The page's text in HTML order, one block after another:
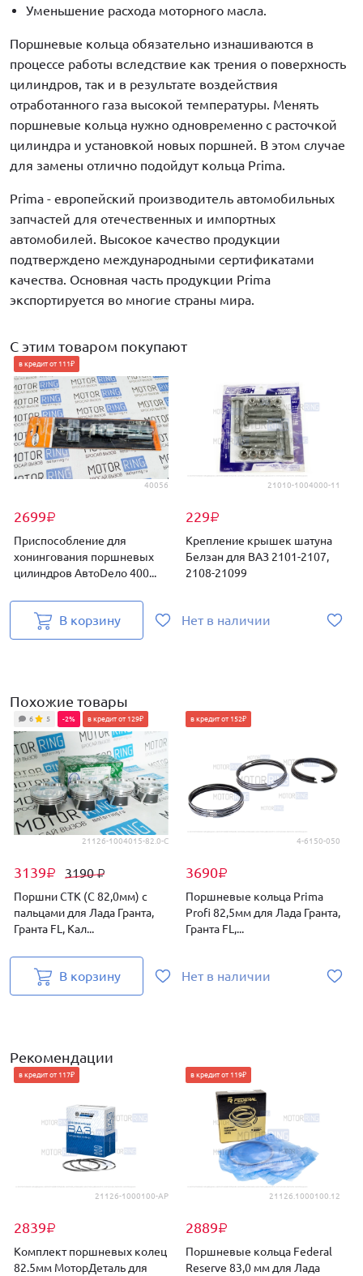
Уменьшение расхода моторного масла.
Поршневые кольца обязательно изнашиваются в
процессе работы вследствие как трения о поверхность
цилиндров, так и в результате воздействия
отработанного газа высокой температуры. Менять
поршневые кольца нужно одновременно с расточкой
цилиндра и установкой новых поршней. В этом случае
для замены отлично подойдут кольца Prima.
Prima - европейский производитель автомобильных
запчастей для отечественных и импортных
автомобилей. Высокое качество продукции
подтверждено международными сертификатами
качества. Основная часть продукции Prima
экспортируется во многие страны мира.
С этим товаром покупают
40056
2699₽
в кредит от 111₽
Приспособление для
хонингования поршневых
цилиндров АвтоDело 400...
В корзину
21010-1004000-11
229₽
Крепление крышек шатуна
Белзан для ВАЗ 2101-2107,
2108-21099
Нет в наличии
Похожие товары
21126-1004015-82.0-C
3139₽ 3190₽
6 5 -2% в кредит от 129₽
Поршни СТК (C 82,0мм) с
пальцами для Лада Гранта,
Гранта FL, Кал...
В корзину
4-6150-050
3690₽
в кредит от 152₽
Поршневые кольца Prima
Profi 82,5мм для Лада Гранта,
Гранта FL,...
Нет в наличии
Рекомендации
21126-1000100-АР
2839₽
в кредит от 117₽
Комплект поршневых колец
82.5мм МоторДеталь для
21126.1000100.12
2889₽
в кредит от 119₽
Поршневые кольца Federal
Reserve 83,0 мм для Лада